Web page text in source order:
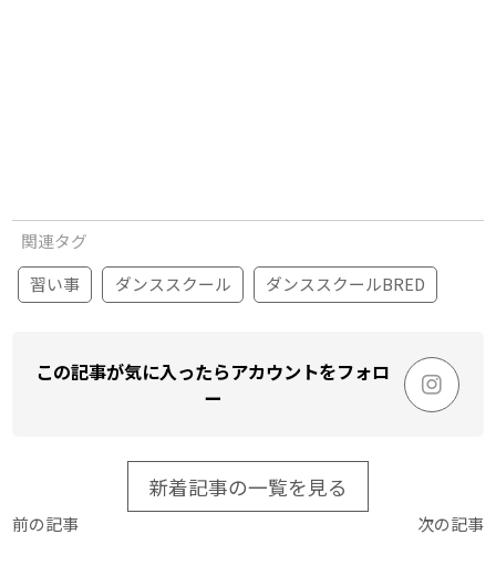
関連タグ
習い事
ダンススクール ダンススクールBRED
この記事が気に入ったらアカウントをフォロ
ー
新着記事の一覧を見る
前の記事 次の記事